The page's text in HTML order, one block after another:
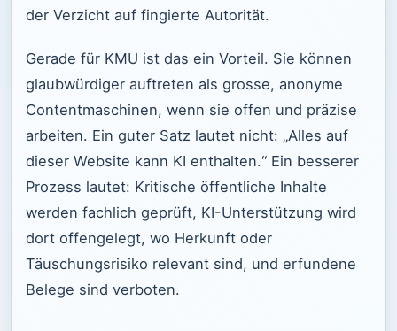
der Verzicht auf fingierte Autorität.
Gerade für KMU ist das ein Vorteil. Sie können
glaubwürdiger auftreten als grosse, anonyme
Contentmaschinen, wenn sie offen und präzise
arbeiten. Ein guter Satz lautet nicht: „Alles auf
dieser Website kann KI enthalten.“ Ein besserer
Prozess lautet: Kritische öffentliche Inhalte
werden fachlich geprüft, KI-Unterstützung wird
dort offengelegt, wo Herkunft oder
Täuschungsrisiko relevant sind, und erfundene
Belege sind verboten.